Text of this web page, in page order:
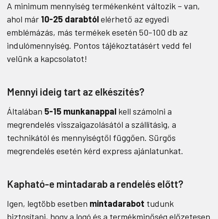
A minimum mennyiség termékenként változik – van,
ahol már 10-25 darabtólelérhető az egyedi
emblémázás, más termékek esetén 50-100 db az
indulómennyiség. Pontos tájékoztatásért vedd fel
velünk a kapcsolatot!
Mennyi ideig tart az elkészítés?
Általában 5-15 munkanappalkell számolni a
megrendelés visszaigazolásától a szállításig, a
technikától és mennyiségtől függően. Sürgős
megrendelés esetén kérd express ajánlatunkat.
Kapható-e mintadarab a rendelés előtt?
Igen, legtöbb esetben mintadarabot tudunk
biztosítani, hogy a logó és a termékminőség előzetesen